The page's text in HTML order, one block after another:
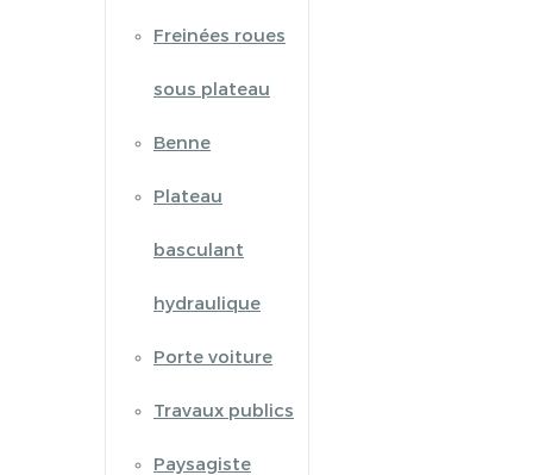
Freinées roues
sous plateau
Benne
Plateau
basculant
hydraulique
Porte voiture
Travaux publics
Paysagiste